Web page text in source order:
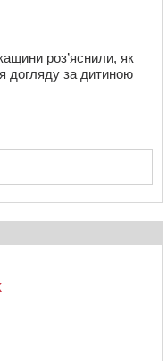
роз’яснили, як
догляду за дитиною